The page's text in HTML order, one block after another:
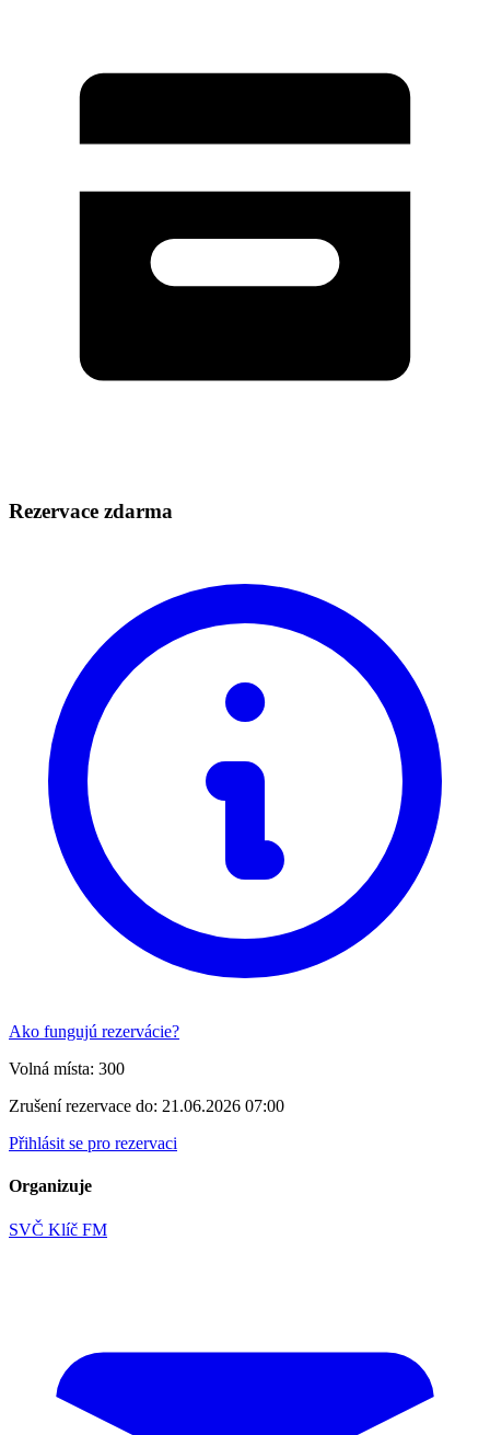
Rezervace zdarma
Ako fungujú rezervácie?
Volná místa: 300
Zrušení rezervace do: 21.06.2026 07:00
Přihlásit se pro rezervaci
Organizuje
SVČ Klíč FM